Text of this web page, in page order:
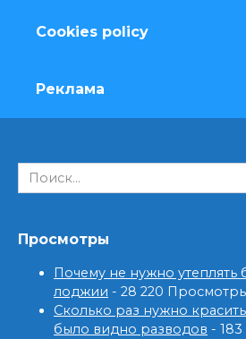
Cookies policy
Реклама
Search
for:
Просмотры
Почему не нужно утеплять
лоджии - 28 220
Сколько раз нужно
было видно разводов -